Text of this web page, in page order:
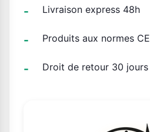
Livraison express 48h
Produits aux normes CE
Droit de retour 30 jours